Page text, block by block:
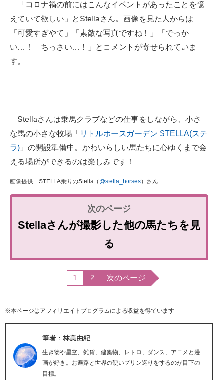
「コロナ禍の前にはこんなイベントがあったことを憶
えていて欲しい」とStellaさん。画像を見た人からは
「可愛すぎやて」「素敵な写真ですね！」「でっか
い…！ ちっさい…！」とコメントが寄せられていま
す。
Stellaさんは乗馬クラブなどの仕事をしながら、小さ
な馬の小さな牧場「 リトルホースガーデン STELLA(ステ
ラ) 」の開設準備中。かわいらしい馬たちに心ゆくまで会
える場所ができるのは楽しみです！
画像提供：STELLA乗りのStella（ @stella_horses）さん
Stellaさんが撮影した他の馬たちを見
る
1 2 次のページ
※本ページはアフィリエイトプログラムによる収益を得ています
筆者：林美由紀
生き物や星空、雑貨、建築物、レトロ、ダンス、アニメと漫
画が好き。お遍路と世界の硬いプリン巡りをするのが目下の
目標。